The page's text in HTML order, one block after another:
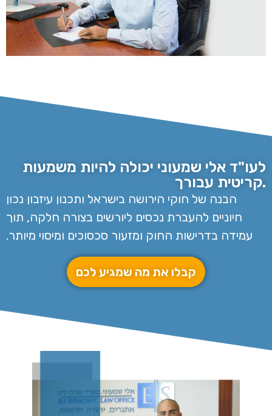
לעו"ד אלי שמעוני יכולה להיות משמעות
קריטית עבורך.
הבנה של חוקי הירושה בישראל ותכנון עיזבון נכון
חיוניים להעברת נכסים ליורשים בצורה חלקה, תוך
עמידה בדרישות החוק ומזעור סכסוכים ומיסוי מיותר.
קבלו את מה שמגיע לכם